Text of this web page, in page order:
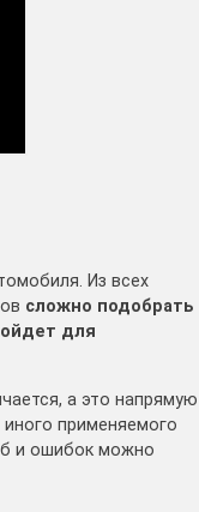
Из всех
сложно подобрать
для
а это напрямую
применяемого
и ошибок можно